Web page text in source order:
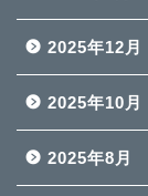
2025年12月
2025年10月
2025年8月